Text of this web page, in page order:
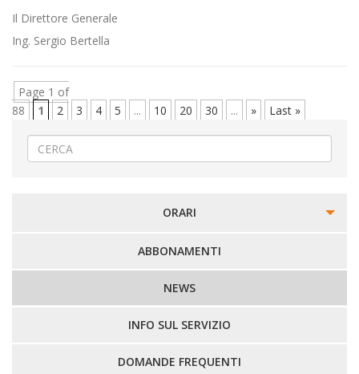
Il Direttore Generale
Ing. Sergio Bertella
Page 1 of
88
1 2 3 4 5 ... 10 20 30 ... » Last »
ORARI
PERCORSI URBANI IN BIELLA
LINEE URBANE VERCELLI
LINEE EXTRAURBANE
ABBONAMENTI
NEWS
INFO SUL SERVIZIO
DOMANDE FREQUENTI